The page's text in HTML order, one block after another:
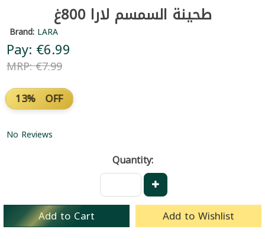
طحينة السمسم لارا 800غ
Brand: LARA
Pay: €6.99
MRP: €7.99
13% OFF
No Reviews
Quantity:
Add to Cart Add to Wishlist